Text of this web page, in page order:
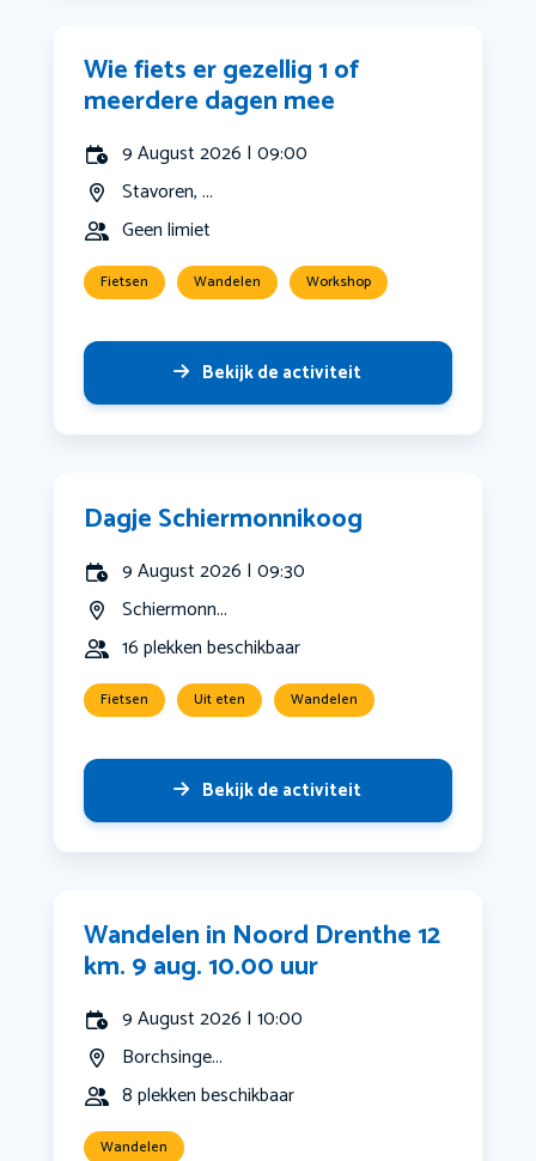
Wie fiets er gezellig 1 of
meerdere dagen mee
9 August 2026 | 09:00
Stavoren, ...
Geen limiet
Fietsen Wandelen Workshop
Bekijk de activiteit
Dagje Schiermonnikoog
9 August 2026 | 09:30
Schiermonn...
16 plekken beschikbaar
Fietsen Uit eten Wandelen
Bekijk de activiteit
Wandelen in Noord Drenthe 12
km. 9 aug. 10.00 uur
9 August 2026 | 10:00
Borchsinge...
8 plekken beschikbaar
Wandelen